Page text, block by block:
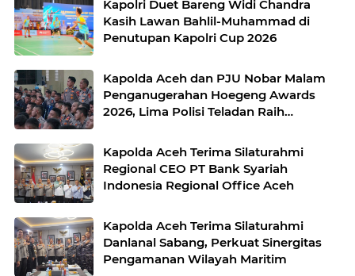
Kapolri Duet Bareng Widi Chandra
Kasih Lawan Bahlil-Muhammad di
Penutupan Kapolri Cup 2026
Kapolda Aceh dan PJU Nobar Malam
Penganugerahan Hoegeng Awards
2026, Lima Polisi Teladan Raih
Kapolda Aceh Terima Silaturahmi
Regional CEO PT Bank Syariah
Indonesia Regional Office Aceh
Kapolda Aceh Terima Silaturahmi
Danlanal Sabang, Perkuat Sinergitas
Pengamanan Wilayah Maritim